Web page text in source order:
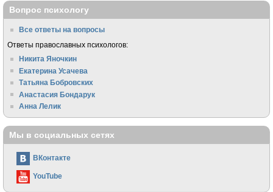
Вопрос психологу
Все ответы на вопросы
Ответы православных психологов:
Никита Яночкин
Екатерина Усачева
Татьяна Бобровских
Анастасия Бондарук
Анна Лелик
Мы в социальных сетях
ВКонтакте
YouTube